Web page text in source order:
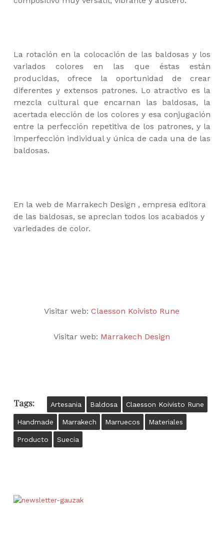
La rotación en la colocación de las baldosas y los
variados colores en las que éstas están
producidas, ofrece la oportunidad de crear
diferentes y extensos patrones. Lo atractivo es la
mezcla cultural que encarnan las baldosas, la
acertada elección de los colores y esa conjugación
entre la perfección repetitiva de los patrones, y la
imperfección individual y única de cada una de las
baldosas.
En la web de Marrakech Design , empresa editora
de las baldosas, se aprecian todos los acabados y
variedades de color.
Visitar web:Claesson Koivisto Rune
Visitar web: Marrakech Design
Tags: Artesania Baldosa Claesson Koivisto Rune
Handmade Marrakech Marruecos Materiales
Producto Suecia